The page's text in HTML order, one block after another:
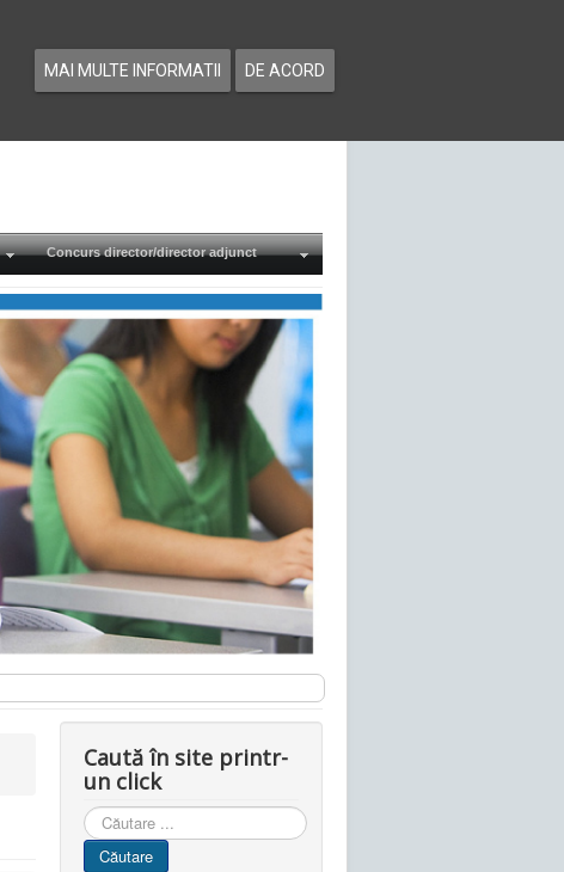
MAI MULTE INFORMATII DE ACORD
Concurs director/director adjunct
Caută în site printr-
un click
Cauta
in
site
Căutare